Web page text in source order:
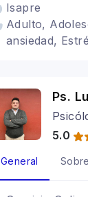
Isapre
Adulto,
ansiedad,
Ps.
5.0
General